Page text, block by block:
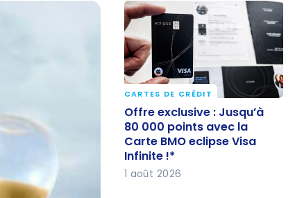
Offre exclusive : Jusqu’à
80 000 points avec la
Carte BMO eclipse Visa
Infinite !*
CARTES DE CRÉDIT
Offre exclusive : Jusqu’à
80 000 points avec la
Carte BMO eclipse Visa
Infinite !*
1 août 2026